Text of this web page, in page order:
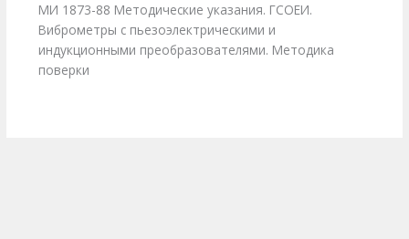
МИ 1873-88 Методические указания. ГСОЕИ.
Виброметры с пьезоэлектрическими и
индукционными преобразователями. Методика
поверки